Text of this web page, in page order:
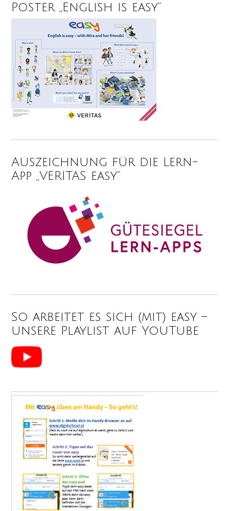
Poster „English is easy“
Auszeichnung für die Lern-
App „VERITAS easy“
So arbeitet es sich (mit) easy –
unsere Playlist auf YouTube